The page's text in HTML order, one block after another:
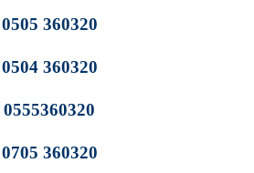
0505 360320
0504 360320
0555360320
0705 360320